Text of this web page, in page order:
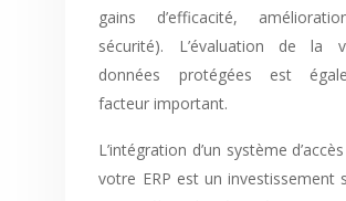
gains d’efficacité,
sécurité). L’évaluation de la
données protégées est
facteur important.
L’intégration d’un système
votre ERP est un investissement